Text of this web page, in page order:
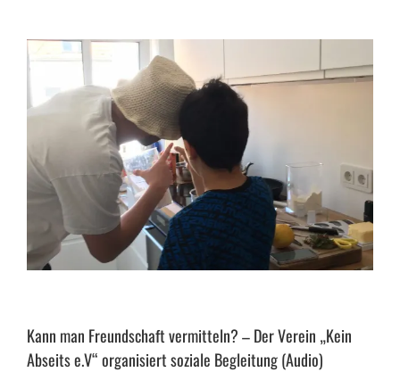
Kann man Freundschaft vermitteln? – Der Verein „Kein
Abseits e.V“ organisiert soziale Begleitung (Audio)